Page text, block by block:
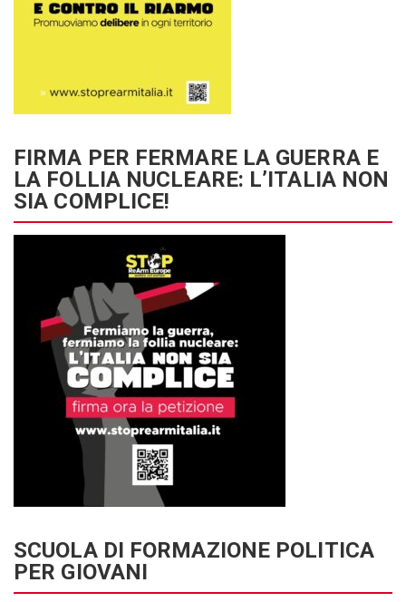
FIRMA PER FERMARE LA GUERRA E
LA FOLLIA NUCLEARE: L’ITALIA NON
SIA COMPLICE!
SCUOLA DI FORMAZIONE POLITICA
PER GIOVANI